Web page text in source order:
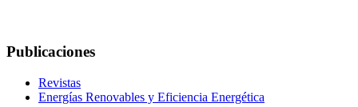
Publicaciones
Revistas
Energías Renovables y Eficiencia Energética